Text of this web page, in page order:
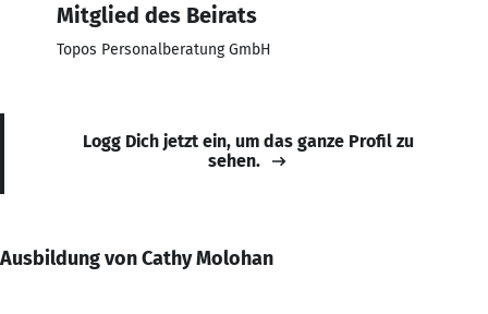
Mitglied des Beirats
Topos Personalberatung GmbH
Logg Dich jetzt ein, um das ganze Profil zu
sehen.
Ausbildung von Cathy Molohan